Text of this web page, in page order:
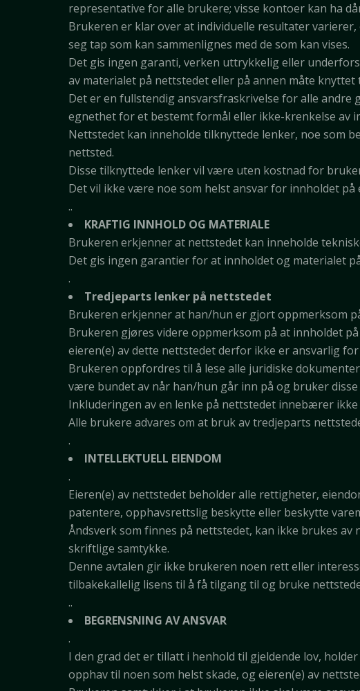
representative for alle brukere; visse kontoer kan ha
Brukeren er klar over at individuelle resultater
seg tap som kan sammenlignes med de som kan vises.
Det gis ingen garanti, verken uttrykkelig eller
av materialet på nettstedet eller på annen måte
Det er en fullstendig ansvarsfraskrivelse for alle
egnethet for et bestemt formål eller ikke-krenkelse av
Nettstedet kan inneholde tilknyttede lenker, noe som
nettsted.
Disse tilknyttede lenker vil være uten kostnad for
Det vil ikke være noe som helst ansvar for innholdet
..
KRAFTIG INNHOLD OG MATERIALE
Brukeren erkjenner at nettstedet kan inneholde
Det gis ingen garantier for at innholdet og materialet
.
Tredjeparts lenker på nettstedet
Brukeren erkjenner at han/hun er gjort oppmerksom
Brukeren gjøres videre oppmerksom på at innholdet
eieren(e) av dette nettstedet derfor ikke er ansvarlig
Brukeren oppfordres til å lese alle juridiske
være bundet av når han/hun går inn på og bruker
Inkluderingen av en lenke på nettstedet innebærer
Alle brukere advares om at bruk av tredjeparts
.
INTELLEKTUELL EIENDOM
.
Eieren(e) av nettstedet beholder alle rettigheter,
patentere, opphavsrettslig beskytte eller beskytte
Åndsverk som finnes på nettstedet, kan ikke brukes
skriftlige samtykke.
Denne avtalen gir ikke brukeren noen rett eller
tilbakekallelig lisens til å få tilgang til og bruke
..
BEGRENSNING AV ANSVAR
.
I den grad det er tillatt i henhold til gjeldende lov,
opphav til noen som helst skade, og eieren(e) av